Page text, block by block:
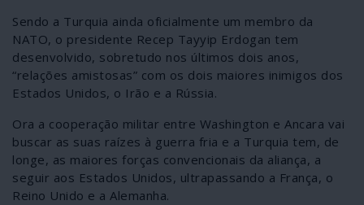
Sendo a Turquia ainda oficialmente um membro da
NATO, o presidente Recep Tayyip Erdogan tem
desenvolvido, sobretudo nos últimos dois anos,
“relações amistosas” com os dois maiores inimigos dos
Estados Unidos, o Irão e a Rússia.
Ora a cooperação militar entre Washington e Ancara vai
buscar as suas raízes à guerra fria e a Turquia tem, de
longe, as maiores forças convencionais da aliança, a
seguir aos Estados Unidos, ultrapassando a França, o
Reino Unido e a Alemanha.